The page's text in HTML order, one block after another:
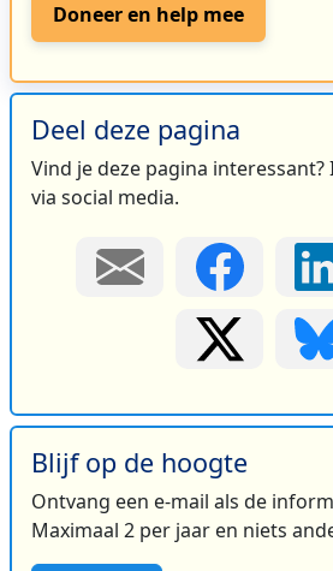
Doneer en help mee
Deel deze pagina
Vind je deze pagina
via social media.
Blijf op de hoogte
Ontvang een e-mail als de
Maximaal 2 per jaar en niets